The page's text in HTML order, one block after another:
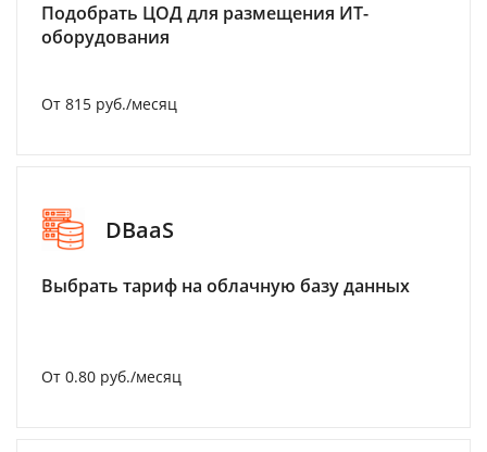
Подобрать ЦОД для размещения ИТ-
оборудования
От 815 руб./месяц
DBaaS
Выбрать тариф на облачную базу данных
От 0.80 руб./месяц